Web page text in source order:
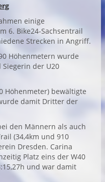
einige
6. Bike24-Sachsentrail
Strecken in Angriff.
Höhenmetern wurde
der U20
Höhenmeter) bewältigte
damit Dritter der
den Männern als auch
(34,4km und 910
Dresden. Carina
Platz eins der W40
und war damit